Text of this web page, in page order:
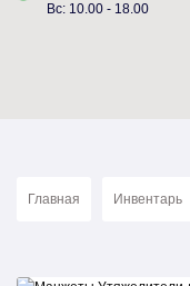
Вс: 10.00 - 18.00
Главная Инвентарь